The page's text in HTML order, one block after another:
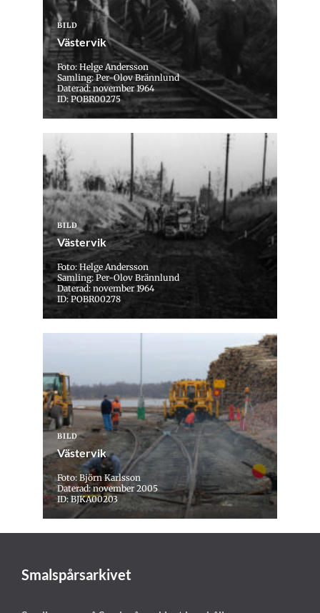
BILD
Västervik
Foto: Helge Andersson
Samling: Per-Olov Brännlund
Daterad: november 1964
ID: POBR00275
BILD
Västervik
Foto: Helge Andersson
Samling: Per-Olov Brännlund
Daterad: november 1964
ID: POBR00278
BILD
Västervik
Foto: Björn Karlsson
Daterad: november 2005
ID: BJKA00203
Smalspårsarkivet